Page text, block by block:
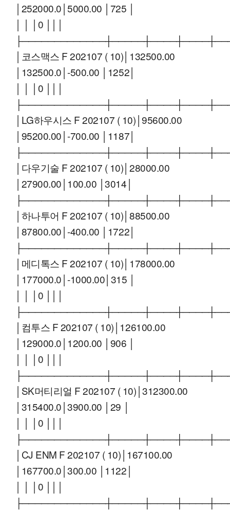
│252000.0│5000.00 │725 │
│ │ │0 │││
│코스맥스 F 202107 ( 10)│132500.00
│132500.0│-500.00 │1252│
│ │ │0 │││
│LG하우시스 F 202107 ( 10)│95600.00
│95200.00│-700.00 │1187│
│다우기술 F 202107 ( 10)│28000.00
│27900.00│100.00 │3014│
│하나투어 F 202107 ( 10)│88500.00
│87800.00│-400.00 │1722│
│메디톡스 F 202107 ( 10)│178000.00
│177000.0│-1000.00│315 │
│ │ │0 │││
│컴투스 F 202107 ( 10)│126100.00
│129000.0│1200.00 │906 │
│ │ │0 │││
│SK머티리얼 F 202107 ( 10)│312300.00
│315400.0│3900.00 │29 │
│ │ │0 │││
│CJ ENM F 202107 ( 10)│167100.00
│167700.0│300.00 │1122│
│ │ │0 │││